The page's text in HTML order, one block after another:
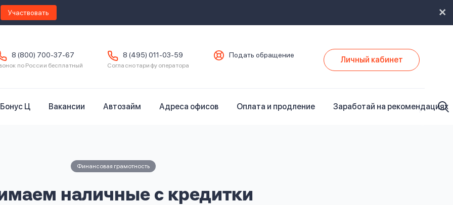
Участвовать
8 (800) 700-37-67
по России бесплатный
8 (495) 011-03-59
Согласно тарифу оператора
Подать обращение Личный кабинет
Бонус Ц Вакансии Автозайм Адреса офисов Оплата и продление Заработай на рекомендациях
Финансовая грамотность
наличные с кредитки